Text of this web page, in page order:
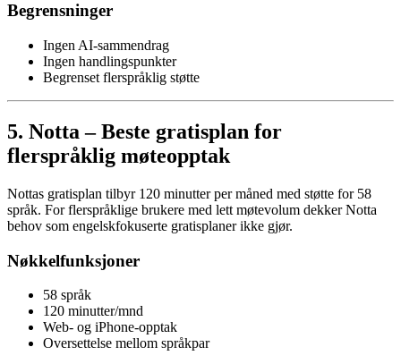
Begrensninger
Ingen AI-sammendrag
Ingen handlingspunkter
Begrenset flerspråklig støtte
5. Notta – Beste gratisplan for
flerspråklig møteopptak
Nottas gratisplan tilbyr 120 minutter per måned med støtte for 58
språk. For flerspråklige brukere med lett møtevolum dekker Notta
behov som engelskfokuserte gratisplaner ikke gjør.
Nøkkelfunksjoner
58 språk
120 minutter/mnd
Web- og iPhone-opptak
Oversettelse mellom språkpar